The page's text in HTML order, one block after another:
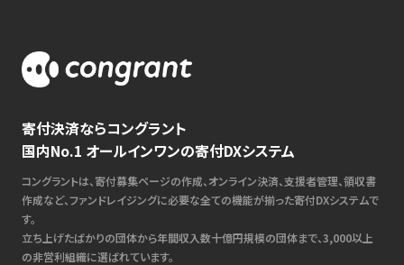
寄付決済ならコングラント
国内No.1 オールインワンの寄付DXシステム
コングラントは、寄付募集ページの作成、オンライン決済、支援者管理、領収書
作成など、ファンドレイジングに必要な全ての機能が揃った寄付DXシステムで
す。
立ち上げたばかりの団体から年間収入数十億円規模の団体まで、3,000以上
の非営利組織に選ばれています。